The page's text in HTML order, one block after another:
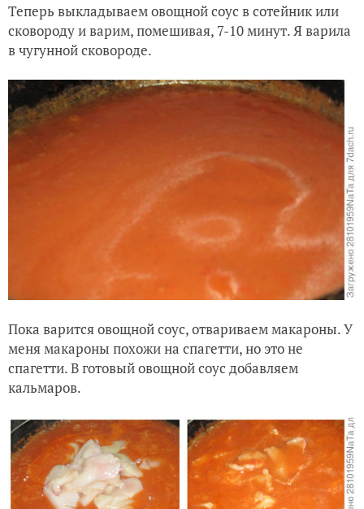
Теперь выкладываем овощной соус в сотейник или
сковороду и варим, помешивая, 7-10 минут. Я варила
в чугунной сковороде.
Пока варится овощной соус, отвариваем макароны. У
меня макароны похожи на спагетти, но это не
спагетти. В готовый овощной соус добавляем
кальмаров.